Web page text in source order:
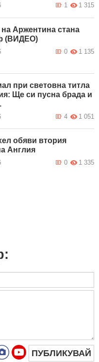
1 315
1
на Аржентина стана
(ВИДЕО)
1 135
0
при световна титла
Ще си пусна брада и
1 051
4
обяви втория
Англия
1 335
0
ПУБЛИКУВАЙ